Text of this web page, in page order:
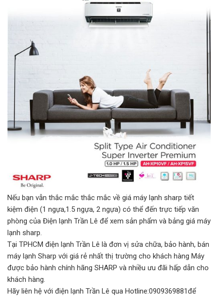
Nếu bạn vẫn thắc mắc thắc mắc về giá máy lạnh sharp tiết
kiệm điện (1 ngựa,1.5 ngựa, 2 ngựa) có thể đến trực tiếp văn
phòng của Điện lạnh Trần Lê để xem sản phẩm và bảng giá máy
lạnh sharp.
Tại TPHCM điện lạnh Trần Lê là đơn vị sửa chữa, bảo hành, bán
máy lạnh Sharp với giá rẻ nhất thị trường cho khách hàng Máy
được bảo hành chính hãng SHARP và nhiều ưu đãi hấp dẫn cho
khách hàng.
Hãy liên hệ với điện lạnh Trần Lê qua Hotline:0909369881để